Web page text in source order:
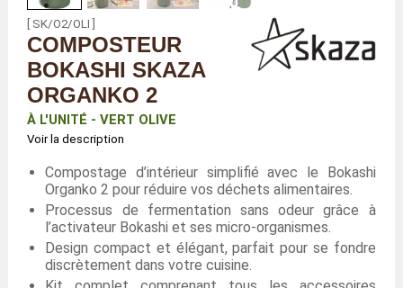
[ SK/O2/OLI ]
COMPOSTEUR
BOKASHI SKAZA
ORGANKO 2
À L'UNITÉ - VERT OLIVE
Voir la description
Compostage d’intérieur simplifié avec le Bokashi
Organko 2 pour réduire vos déchets alimentaires.
Processus de fermentation sans odeur grâce à
l’activateur Bokashi et ses micro-organismes.
Design compact et élégant, parfait pour se fondre
discrètement dans votre cuisine.